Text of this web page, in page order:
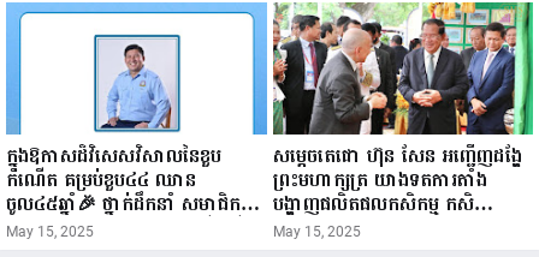
ក្នុងឱកាសដ៏វិសេសវិសាលនៃខួប
កំណើត គម្រប់ខួប៤៤ ឈាន
ចូល៤៥ឆ្នាំ🎉 ថ្នាក់ដឹកនាំ សមាជិក
សមាជិកា នៃក្រុមគ្រួសារកម្មវិធីអាជីវ
May 15, 2025
សម្តេចតេជោ ហ៊ុន សែន អញ្ជើញដង្ហែ
ព្រះមហាក្សត្រ យាងទតការតាំង
បង្ហាញផលិតផលកសិកម្ម កសិ
ឧស្សាហកម្ម និងសិប្បកម្ម ក្នុងព្រះរាជ
May 15, 2025